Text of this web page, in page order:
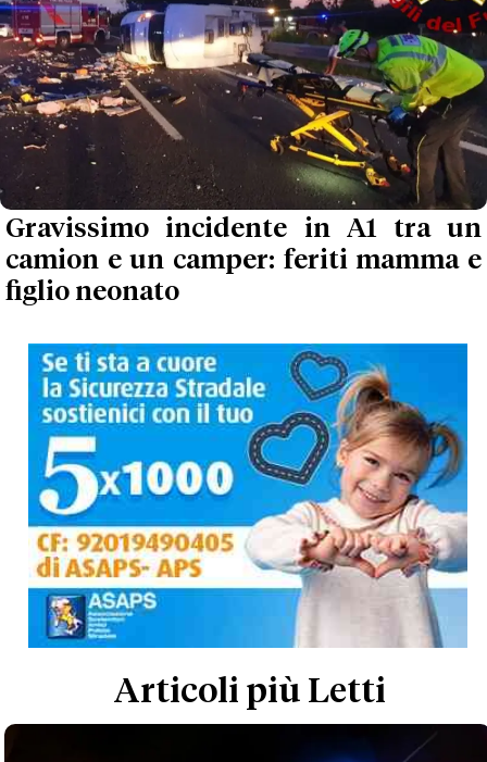
Gravissimo incidente in A1 tra un
camion e un camper: feriti mamma e
figlio neonato
Articoli più Letti